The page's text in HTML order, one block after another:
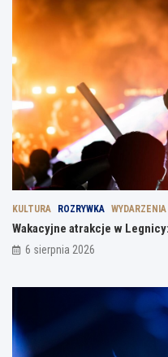
KULTURA ROZRYWKA WYDARZENIA
Wakacyjne atrakcje w
6 sierpnia 2026